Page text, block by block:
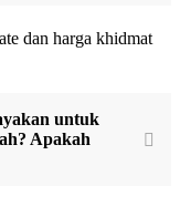
dan harga khidmat
untuk
Apakah